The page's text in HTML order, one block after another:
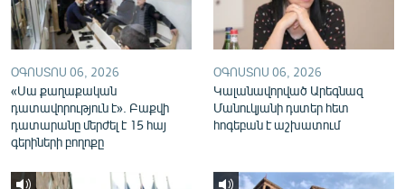
ՕԳՈՍՏՈՍ 06, 2026
«Սա քաղաքական
դատավորություն է». Բաքվի
դատարանը մերժել է 15 հայ
գերիների բողոքը
ՕԳՈՍՏՈՍ 06, 2026
Կալանավորված Արեգնազ
Մանուկյանի դստեր հետ
հոգեբան է աշխատում